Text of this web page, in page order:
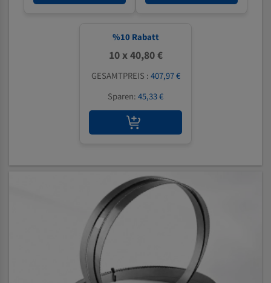
%10 Rabatt
10 x 40,80 €
GESAMTPREIS :407,97 €
Sparen:45,33 €